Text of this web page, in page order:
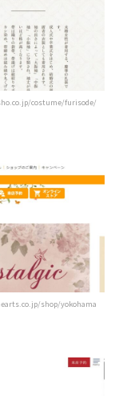
costume/furisode/
shop/yokohama